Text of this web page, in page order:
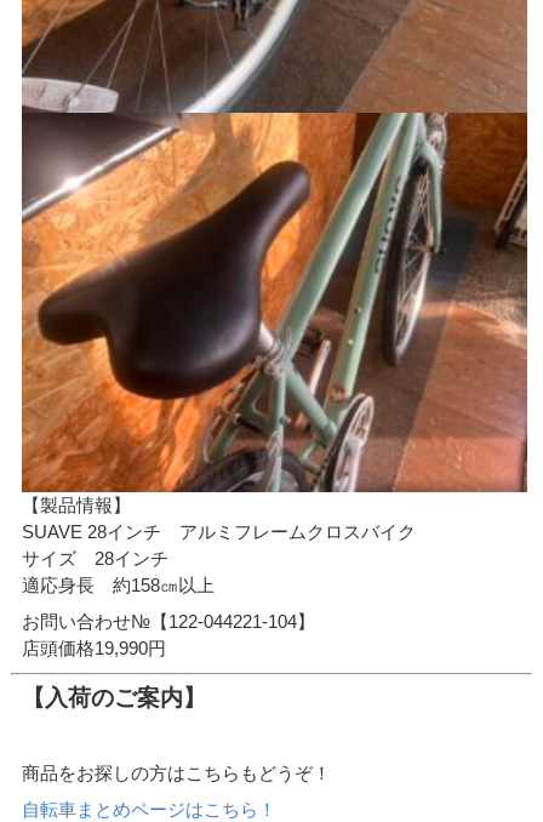
【製品情報】
SUAVE 28インチ アルミフレームクロスバイク
サイズ 28インチ
適応身長 約158㎝以上
お問い合わせ№【122-044221-104】
店頭価格19,990円
【入荷のご案内】
商品をお探しの方はこちらもどうぞ！
自転車まとめページはこちら！